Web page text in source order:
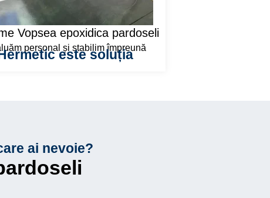
Vopsea epoxidica pardoseli
personal și stabilim împreună
este soluția
ai nevoie?